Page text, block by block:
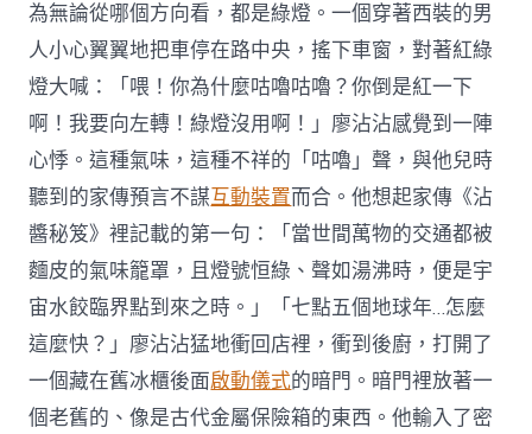
為無論從哪個方向看，都是綠燈。一個穿著西裝的男
人小心翼翼地把車停在路中央，搖下車窗，對著紅綠
燈大喊：「喂！你為什麼咕嚕咕嚕？你倒是紅一下
啊！我要向左轉！綠燈沒用啊！」廖沾沾感覺到一陣
心悸。這種氣味，這種不祥的「咕嚕」聲，與他兒時
聽到的家傳預言不謀互動裝置而合。他想起家傳《沾
醬秘笈》裡記載的第一句：「當世間萬物的交通都被
麵皮的氣味籠罩，且燈號恒綠、聲如湯沸時，便是宇
宙水餃臨界點到來之時。」「七點五個地球年…怎麼
這麼快？」廖沾沾猛地衝回店裡，衝到後廚，打開了
一個藏在舊冰櫃後面啟動儀式的暗門。暗門裡放著一
個老舊的、像是古代金屬保險箱的東西。他輸入了密